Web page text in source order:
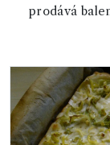
prodává